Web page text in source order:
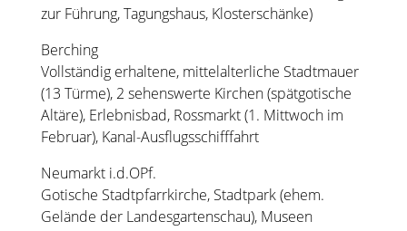
zur Führung, Tagungshaus, Klosterschänke)
Berching
Vollständig erhaltene, mittelalterliche Stadtmauer
(13 Türme), 2 sehenswerte Kirchen (spätgotische
Altäre), Erlebnisbad, Rossmarkt (1. Mittwoch im
Februar), Kanal-Ausflugsschifffahrt
Neumarkt i.d.OPf.
Gotische Stadtpfarrkirche, Stadtpark (ehem.
Gelände der Landesgartenschau), Museen